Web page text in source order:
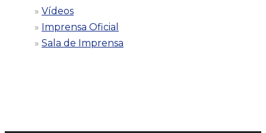
Vídeos
Imprensa Oficial
Sala de Imprensa